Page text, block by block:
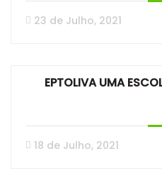
23 de Julho, 2021
EPTOLIVA UMA
18 de Julho, 2021